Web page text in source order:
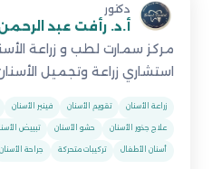
دكتور
أ.د. رأفت عبد
مركز سمارت لطب و زراعة
استشاري زراعة وتجميل
زراعة الأسنان تقويم الأسنان فينير الأسنان
علاج جذور الأسنان حشو الأسنان تبييض
أسنان الأطفال تركيبات متحركة جراحة الأسنان